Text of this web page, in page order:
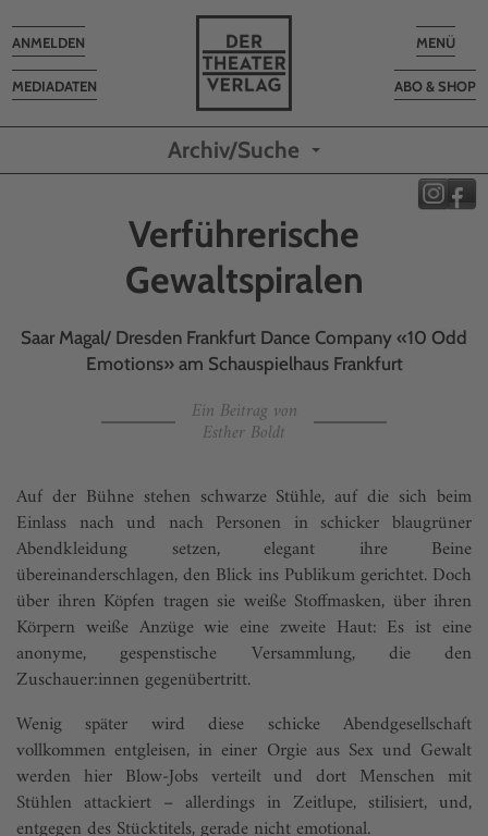
Toggle
MENÜ
ABO & SHOP
MEDIADATEN
Toggle
navigation
ANMELDEN
Archiv/Suche
Verführerische
Gewaltspiralen
Saar Magal/ Dresden Frankfurt Dance Company «10 Odd
Emotions» am Schauspielhaus Frankfurt
Ein Beitrag von
Esther Boldt
Auf der Bühne stehen schwarze Stühle, auf die sich beim
Einlass nach und nach Personen in schicker blaugrüner
Abendkleidung setzen, elegant ihre Beine
übereinanderschlagen, den Blick ins Publikum gerichtet. Doch
über ihren Köpfen tragen sie weiße Stoffmasken, über ihren
Körpern weiße Anzüge wie eine zweite Haut: Es ist eine
anonyme, gespenstische Versammlung, die den
Zuschauer:innen gegenübertritt.
Wenig später wird diese schicke Abendgesellschaft
vollkommen entgleisen, in einer Orgie aus Sex und Gewalt
werden hier Blow-Jobs verteilt und dort Menschen mit
Stühlen attackiert – allerdings in Zeitlupe, stilisiert, und,